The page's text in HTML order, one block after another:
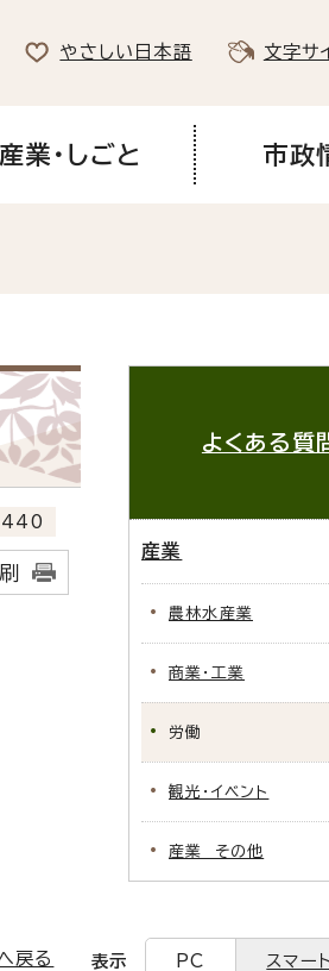
やさしい日本語 文字サ
産業・しごと 市政
よくある質
産業
農林水産業
商業・工業
労働
観光・イベント
産業 その他
戻る 表示 PC スマー